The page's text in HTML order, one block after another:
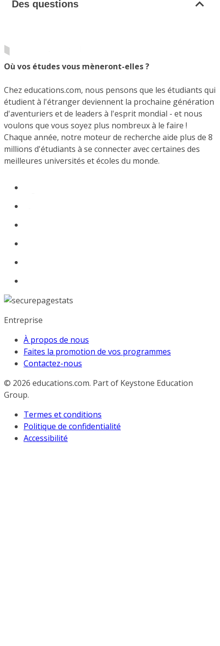
Des questions
Où vos études vous mèneront-elles ?
Chez educations.com, nous pensons que les étudiants qui
étudient à l'étranger deviennent la prochaine génération
d'aventuriers et de leaders à l'esprit mondial - et nous
voulons que vous soyez plus nombreux à le faire !
Chaque année, notre moteur de recherche aide plus de 8
millions d'étudiants à se connecter avec certaines des
meilleures universités et écoles du monde.
Entreprise
À propos de nous
Faites la promotion de vos programmes
Contactez-nous
© 2026 educations.com. Part of Keystone Education
Group.
Termes et conditions
Politique de confidentialité
Accessibilité